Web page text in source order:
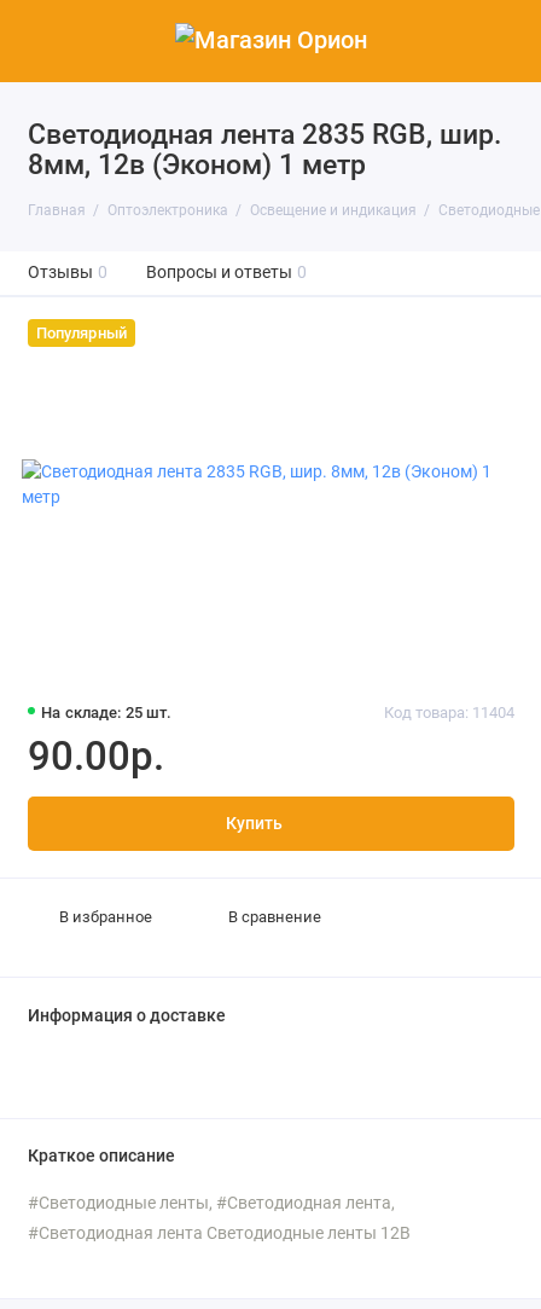
Светодиодная лента 2835 RGB, шир.
8мм, 12в (Эконом) 1 метр
Главная Оптоэлектроника Освещение и индикация
Отзывы 0 Вопросы и ответы 0
Популярный
На складе: 25 шт. Код товара: 11404
90.00р.
Купить
В избранное В сравнение
Информация о доставке
Краткое описание
#Светодиодные ленты, #Светодиодная лента,
#Светодиодная лента Светодиодные ленты 12В